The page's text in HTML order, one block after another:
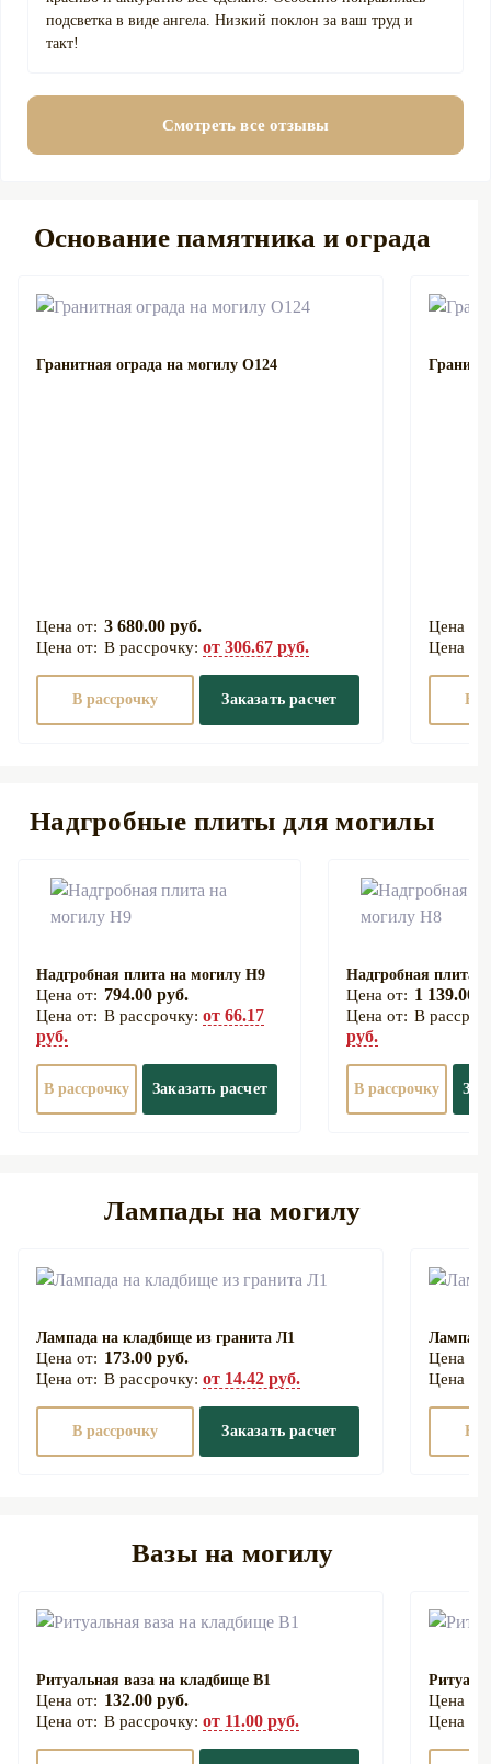
подсветка в виде ангела. Низкий поклон за ваш труд и
такт!
Смотреть все отзывы
Основание памятника и ограда
Гранитная ограда на могилу О124
3 680.00 руб.
В рассрочку: от 306.67 руб.
В рассрочку Заказать расчет В
Надгробные плиты для могилы
Надгробная плита на могилу Н9
794.00 руб.
В рассрочку: от 66.17
руб.
В рассрочку Заказать расчет
Надгробная плита
1 139.00
В
руб.
В рассрочку
Лампады на могилу
Лампада на кладбище из гранита Л1
173.00 руб.
В рассрочку: от 14.42 руб.
В рассрочку Заказать расчет В
Вазы на могилу
Ритуальная ваза на кладбище В1
132.00 руб.
В рассрочку: от 11.00 руб.